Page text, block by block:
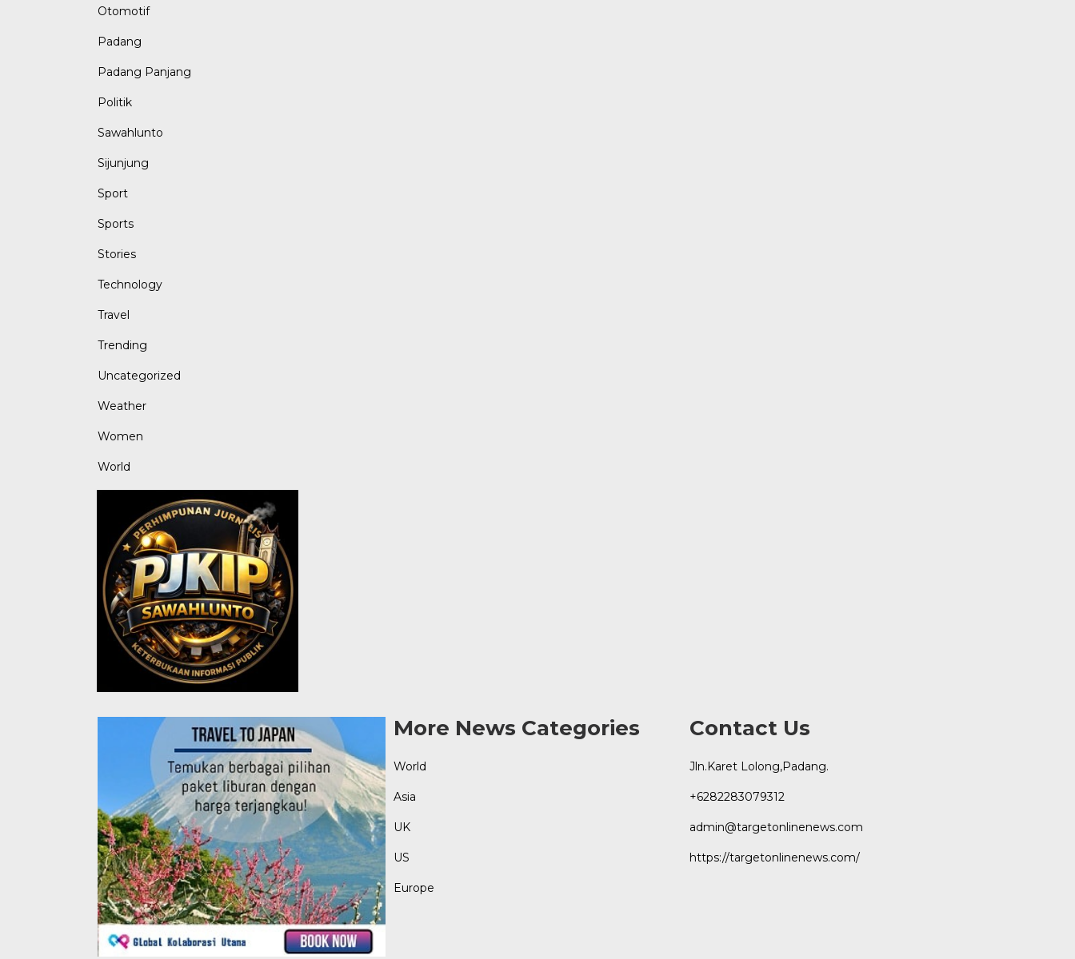
Otomotif
Padang
Padang Panjang
Politik
Sawahlunto
Sijunjung
Sport
Sports
Stories
Technology
Travel
Trending
Uncategorized
Weather
Women
World
More News Categories
World
Asia
UK
US
Europe
Contact Us
Jln.Karet Lolong,Padang.
+6282283079312
admin@targetonlinenews.com
https://targetonlinenews.com/